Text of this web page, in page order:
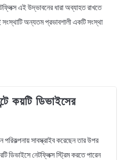
এই উদ্ভাবনের ধারা অব্যাহত রাখতে
অন্যতম প্রভাবশালী একটি সংস্থা
কয়টি ডিভাইসের
সাবস্ক্রাইব করেছেন তার উপর
ডিভাইসে নেটফ্লিক্স স্ট্রিম করতে পারেন